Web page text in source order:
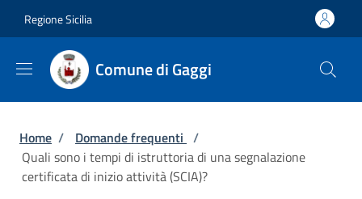
Regione Sicilia
Comune di Gaggi
Briciole di pane
Home / Domande frequenti /
Quali sono i tempi di istruttoria di una segnalazione
certificata di inizio attività (SCIA)?